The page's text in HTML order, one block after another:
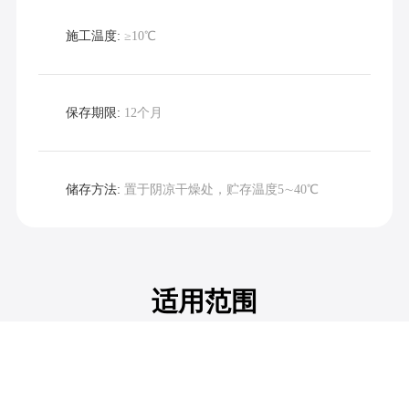
施工温度: ≥10℃
保存期限: 12个月
储存方法: 置于阴凉干燥处，贮存温度5∼40℃
适用范围